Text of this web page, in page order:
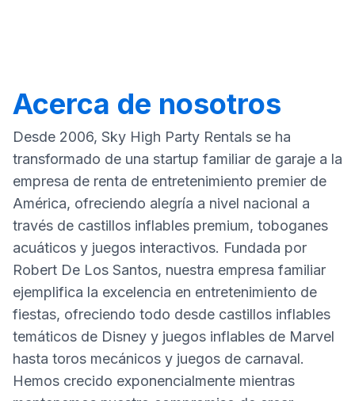
Acerca de nosotros
Desde 2006, Sky High Party Rentals se ha
transformado de una startup familiar de garaje a la
empresa de renta de entretenimiento premier de
América, ofreciendo alegría a nivel nacional a
través de castillos inflables premium, toboganes
acuáticos y juegos interactivos. Fundada por
Robert De Los Santos, nuestra empresa familiar
ejemplifica la excelencia en entretenimiento de
fiestas, ofreciendo todo desde castillos inflables
temáticos de Disney y juegos inflables de Marvel
hasta toros mecánicos y juegos de carnaval.
Hemos crecido exponencialmente mientras